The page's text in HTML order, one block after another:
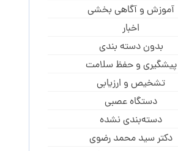
آموزش و آگاهی‌ بخشی
اخبار
بدون دسته بندی
پیشگیری و حفظ سلامت
تشخیص و ارزیابی
دستگاه عصبی
دسته‌بندی نشده
دکتر سید محمد رضوی